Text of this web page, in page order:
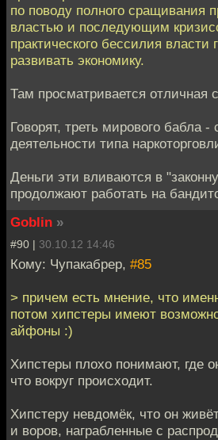
по поводу полного сращивания
властью и последующим
практического бессилия власти
развивать экономику.
Там просматривается отличная
Говорят, треть мирового бабла -
деятельности типа
Деньги эти вливаются в
продолжают работать на
Goblin »
#90 | 30.10.12 14:46
Кому: Чупакабрер, #85
> причем есть мнение, что
потом хипстеры имеют
айфоны :)
Хипстеры плохо понимают, где
что вокруг происходит.
Хипстеру невдомёк, что он
и воров, награбленные с